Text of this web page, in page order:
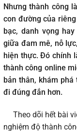
Nhưng thành công
con đường của
bạc, danh vọng
giữa đam mê, nỗ
hiện thực. Đó chính
thành công online
bản thân, khám
đi đúng đắn hơn.
Theo dõi hết bài
nghiệm độ thành